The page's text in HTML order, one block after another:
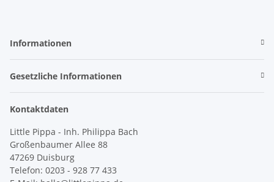
Informationen
Gesetzliche Informationen
Kontaktdaten
Little Pippa - Inh. Philippa Bach
Großenbaumer Allee 88
47269 Duisburg
Telefon: 0203 - 928 77 433